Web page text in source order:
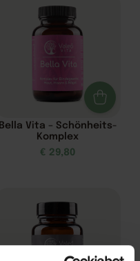
Bella Vita – Schönheits-
Komplex
€ 29,80